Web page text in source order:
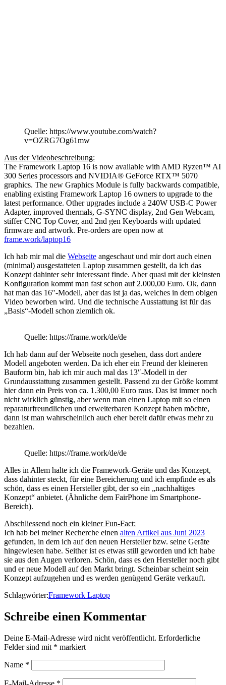
Quelle: https://www.youtube.com/watch?
v=OZRG7Og61mw
Aus der Videobeschreibung:
The Framework Laptop 16 is now available with AMD Ryzen™ AI
300 Series processors and NVIDIA® GeForce RTX™ 5070
graphics. The new Graphics Module is fully backwards compatible,
enabling existing Framework Laptop 16 owners to upgrade to the
latest performance. Other upgrades include a 240W USB-C Power
Adapter, improved thermals, G-SYNC display, 2nd Gen Webcam,
stiffer CNC Top Cover, and 2nd gen Keyboards with updated
firmware and artwork. Pre-orders are open now at
frame.work/laptop16
Ich hab mir mal die Webseite angeschaut und mir dort auch einen
(minimal) ausgestatteten Laptop zusammen gestellt, da ich das
Konzept dahinter sehr interessant finde. Aber quasi mit der kleinsten
Konfiguration kommt man fast schon auf 2.000,00 Euro. Ok, dann
hat man das 16″-Modell, aber das ist ja das, welches in dem obigen
Video beworben wird. Und die technische Ausstattung ist für das
„Basis“-Modell schon ziemlich ok.
Quelle: https://frame.work/de/de
Ich hab dann auf der Webseite noch gesehen, dass dort andere
Modell angeboten werden. Da ich eher ein Freund der kleineren
Bauform bin, hab ich mir auch mal das 13″-Modell in der
Grundausstattung zusammen gestellt. Passend zu der Größe kommt
hier dann ein Preis von ca. 1.300,00 Euro raus. Das ist immer noch
nicht wirklich günstig, aber wenn man einen Laptop mit so einen
reparaturfreundlichen und erweiterbaren Konzept haben möchte,
dann ist man wahrscheinlich auch eher bereit dafür etwas mehr zu
bezahlen.
Quelle: https://frame.work/de/de
Alles in Allem halte ich die Framework-Geräte und das Konzept,
dass dahinter steckt, für eine Bereicherung und ich empfinde es als
schön, dass es einen Hersteller gibt, der so ein „nachhaltiges
Konzept“ anbietet. (Ähnliche dem FairPhone im Smartphone-
Bereich).
Abschliessend noch ein kleiner Fun-Fact:
Ich hab bei meiner Recherche einen alten Artikel aus Juni 2023
gefunden, in dem ich auf den neuen Hersteller bzw. seine Geräte
hingewiesen habe. Seither ist es etwas still geworden und ich habe
sie aus den Augen verloren. Schön, dass es den Hersteller noch gibt
und er neue Modell auf den Markt bringt. Scheinbar scheint sein
Konzept aufzugehen und es werden genügend Geräte verkauft.
Schlagwörter:Framework Laptop
Schreibe einen Kommentar
Deine E-Mail-Adresse wird nicht veröffentlicht. Erforderliche
Felder sind mit * markiert
Name *
E-Mail-Adresse *